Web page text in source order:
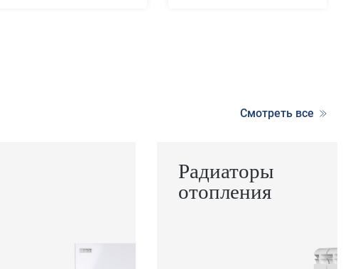
Смотреть все
Радиаторы
отопления